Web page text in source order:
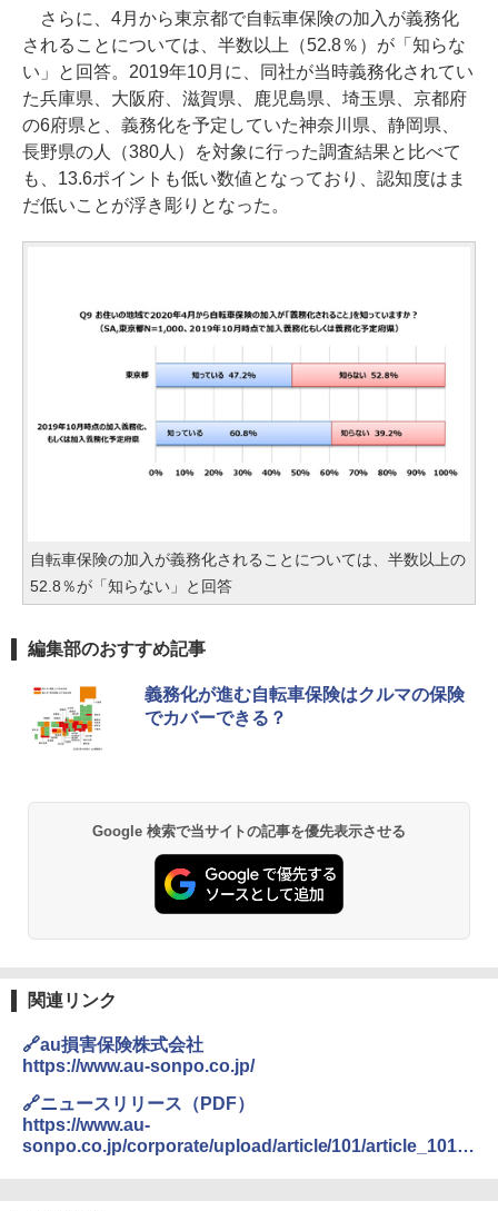
さらに、4月から東京都で自転車保険の加入が義務化
されることについては、半数以上（52.8％）が「知らな
い」と回答。2019年10月に、同社が当時義務化されてい
た兵庫県、大阪府、滋賀県、鹿児島県、埼玉県、京都府
の6府県と、義務化を予定していた神奈川県、静岡県、
長野県の人（380人）を対象に行った調査結果と比べて
も、13.6ポイントも低い数値となっており、認知度はま
だ低いことが浮き彫りとなった。
自転車保険の加入が義務化されることについては、半数以上の
52.8％が「知らない」と回答
編集部のおすすめ記事
義務化が進む自転車保険はクルマの保険
でカバーできる？
Google 検索で当サイトの記事を優先表示させる
関連リンク
🔗au損害保険株式会社
https://www.au-sonpo.co.jp/
🔗ニュースリリース（PDF）
https://www.au-
sonpo.co.jp/corporate/upload/article/101/article_101.p